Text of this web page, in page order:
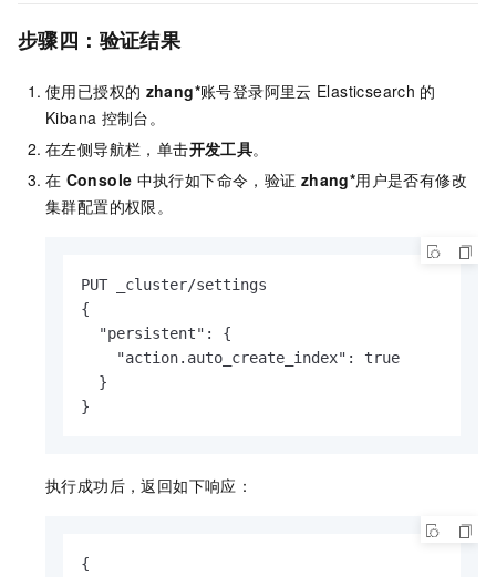
步骤四：验证结果
使用已授权的 zhang*账号登录阿里云 Elasticsearch 的
Kibana 控制台。
在左侧导航栏，单击开发工具。
在 Console 中执行如下命令，验证 zhang*用户是否有修改
集群配置的权限。
PUT _cluster/settings
{
  "persistent": {
    "action.auto_create_index": true
  }
}
执行成功后，返回如下响应：
{